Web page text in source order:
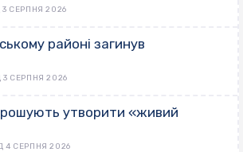
3 СЕРПНЯ 2026
районі загинув
3 СЕРПНЯ 2026
утворити «живий
4 СЕРПНЯ 2026